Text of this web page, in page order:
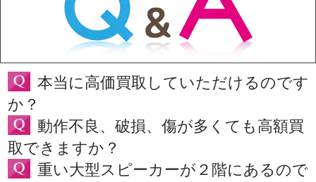
本当に高価買取していただけるのです
か？
動作不良、破損、傷が多くても高額買
取できますか？
重い大型スピーカーが２階にあるので